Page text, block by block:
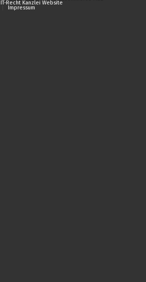
IT-Recht Kanzlei Website
Impressum